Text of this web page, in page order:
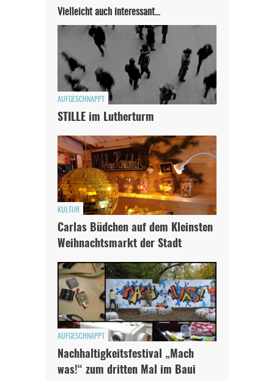
Dir gefällt unsere Arbeit?
meinesuedstadt.de finanziert sich durch Partnerprofile und
Werbung. Beide Einnahmequellen sind in den letzten Monaten
kannst Du uns mit einer kleinen Spende unterstützen.
Paypal - danke@meinesuedstadt.de
JETZT SPENDEN Schon erledigt!
Vielleicht auch interessant…
AUFGESCHNAPPT
STILLE im Lutherturm
KULTUR
Carlas Büdchen auf dem Kleinsten
Weihnachtsmarkt der Stadt
AUFGESCHNAPPT
Nachhaltigkeitsfestival „Mach
was!“ zum dritten Mal im Baui